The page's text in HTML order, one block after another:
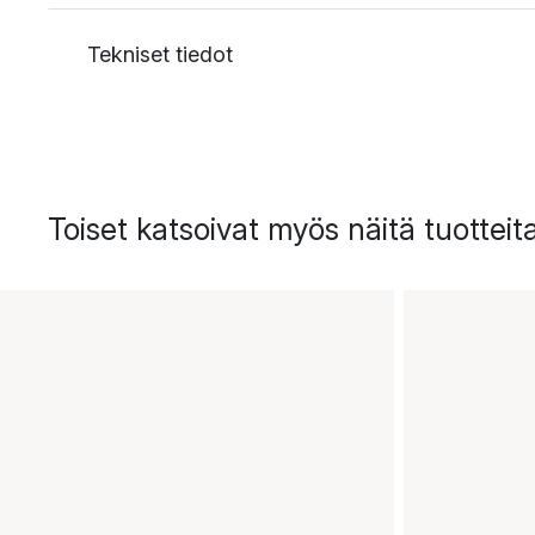
Tekniset tiedot
Toiset katsoivat myös näitä